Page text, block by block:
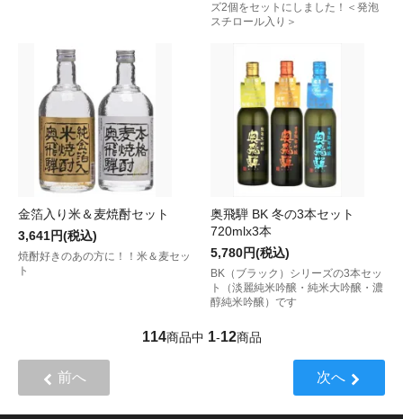
ズ2個をセットにしました！＜発泡
スチロール入り＞
金箔入り米＆麦焼酎セット
3,641円(税込)
焼酎好きのあの方に！！米＆麦セッ
ト
奥飛騨 BK 冬の3本セット
720mlx3本
5,780円(税込)
BK（ブラック）シリーズの3本セッ
ト（淡麗純米吟醸・純米大吟醸・濃
醇純米吟醸）です
114商品中 1-12商品
前へ 次へ